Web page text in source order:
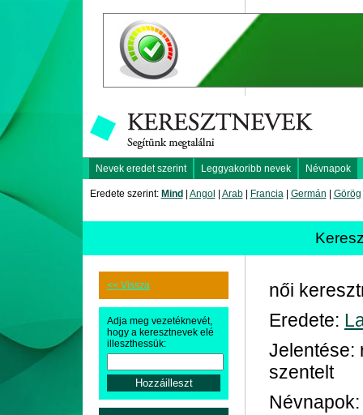
Nevek eredet szerint Leggyakoribb nevek Névnapok
Eredete szerint: Mind Angol Arab| Francia| Germán Görög
<< Vissza
Adja meg vezetéknevét,
hogy a keresztnevek elé
illeszthessük:
női
Eredete:
Jelentése:
szentelt
Névnapok: